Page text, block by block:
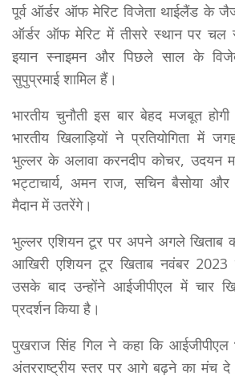
पूर्व ऑर्डर ऑफ मेरिट विजेता थाईलैंड के
ऑर्डर ऑफ मेरिट में तीसरे स्थान पर चल
इयान स्नाइमन और पिछले साल के
सुपुप्रमाई शामिल हैं।
भारतीय चुनौती इस बार बेहद मजबूत
भारतीय खिलाड़ियों ने प्रतियोगिता में
भुल्लर के अलावा करनदीप कोचर, उदयन
भट्टाचार्य, अमन राज, सचिन बैसोया
मैदान में उतरेंगे।
भुल्लर एशियन टूर पर अपने अगले खिताब
आखिरी एशियन टूर खिताब नवंबर 2023
उसके बाद उन्होंने आईजीपीएल में चार
प्रदर्शन किया है।
पुखराज सिंह गिल ने कहा कि आईजीपीएल
अंतरराष्ट्रीय स्तर पर आगे बढ़ने का मंच